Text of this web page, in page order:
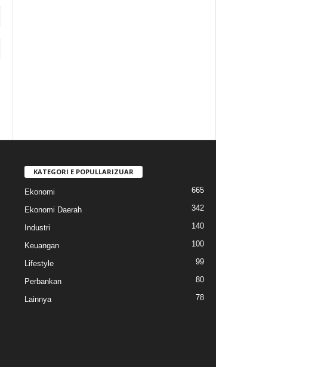
KATEGORI E POPULLARIZUAR
Ekonomi 665
Ekonomi Daerah 342
Industri 140
Keuangan 100
Lifestyle 99
Perbankan 80
Lainnya 78